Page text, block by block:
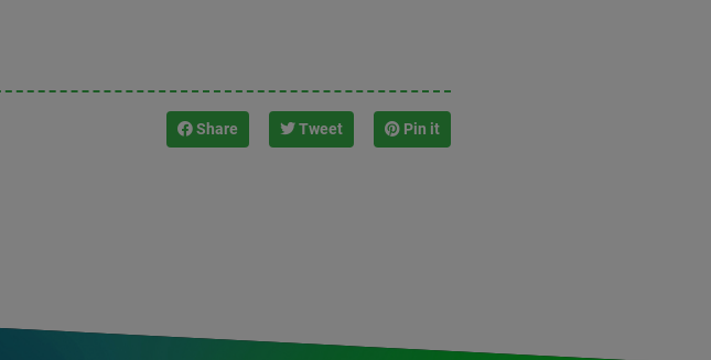
Share Tweet Pin it